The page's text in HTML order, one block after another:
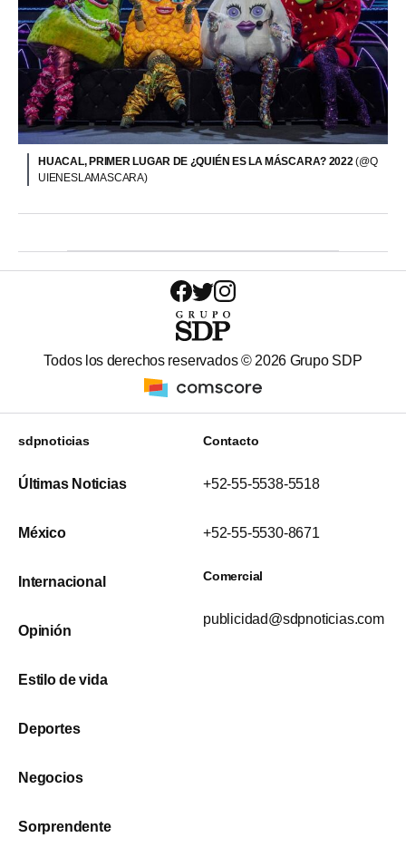
HUACAL, PRIMER LUGAR DE ¿QUIÉN ES LA MÁSCARA? 2022(@Q
UIENESLAMASCARA)
Todos los derechos reservados © 2026 Grupo SDP
sdpnoticias
Últimas Noticias
México
Internacional
Opinión
Estilo de vida
Deportes
Negocios
Sorprendente
Contacto
+52-55-5538-5518
+52-55-5530-8671
Comercial
publicidad@sdpnoticias.com